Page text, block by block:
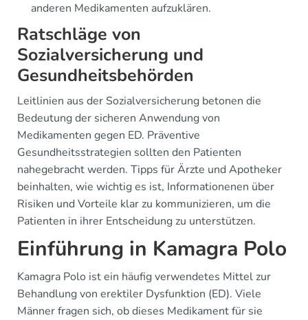
anderen Medikamenten aufzuklären.
Ratschläge von
Sozialversicherung und
Gesundheitsbehörden
Leitlinien aus der Sozialversicherung betonen die
Bedeutung der sicheren Anwendung von
Medikamenten gegen ED. Präventive
Gesundheitsstrategien sollten den Patienten
nahegebracht werden. Tipps für Ärzte und Apotheker
beinhalten, wie wichtig es ist, Informationenen über
Risiken und Vorteile klar zu kommunizieren, um die
Patienten in ihrer Entscheidung zu unterstützen.
Einführung in Kamagra Polo
Kamagra Polo ist ein häufig verwendetes Mittel zur
Behandlung von erektiler Dysfunktion (ED). Viele
Männer fragen sich, ob dieses Medikament für sie